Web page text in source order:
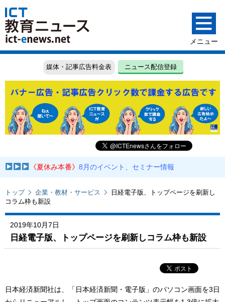
媒体・記事広告料金表 ニュース配信登録
《夏休み本番》8月のイベント、セミナー情報
トップ 企業・教材・サービス
日経電子版、トップページを刷新し
コラム枠も新設
2019年10月7日
日経電子版、トップページを刷新しコラム枠も新設
日本経済新聞社は、「日本経済新聞・電子版」のパソコン画面を3日